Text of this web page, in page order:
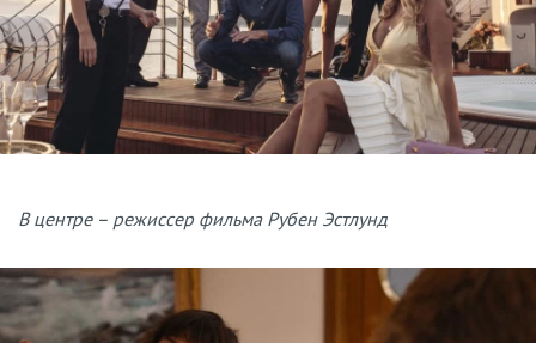
В центре – режиссер фильма Рубен Эстлунд